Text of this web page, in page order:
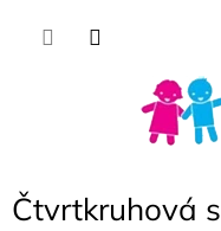
Čtvrtkruhová